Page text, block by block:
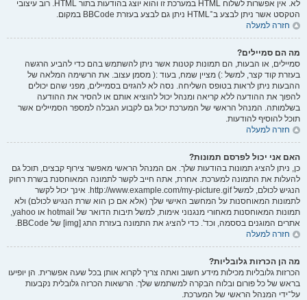
לא. אין אפשרות לשלוח HTML במערכת זו והוא יוצג בהודעות בתור HTML. רוב עיצובי
הטקסט אשר ניתן לבצע ב־HTML ניתן גם לבצע בעזרת BBCode במקום.
חזרה למעלה
מה הם סמיילים?
סמיילים, או הבעות, הם תמונות קטנות אשר ניתן להשתמש בהם כדי להביע הרגשה
בעזרת קוד קצר, למשל :) מציין שמח, בעוד :( מסמן עצוב. את הרשימה המלאה של
ההבעות ניתן לראות בטופס השליחה. נסה לא להגזים בסמיילים, מפני שהם יכולים
להפוך את ההודעה ללא קריאה ומנהל יכול להוציא אותם או להסיר את ההודעה
בשלמותה. המנהל הראשי של המערכת יכול גם לקבוע הגבלה למספר הסמיילים אשר
תוכל להוסיף להודעות.
חזרה למעלה
האם אני יכול לפרסם תמונות?
כן, ניתן להציג תמונות בהודעות שלך. אם המנהל הראשי מאפשר צירוף קבצים, תוכל גם
להעלות את התמונה למערכת. אחרת, אתה חייב לקשר לתמונה המאוחסנת בשרת רחוק
הנגיש לכולם, למשל http://www.example.com/my-picture.gif. אינך יכול לקשר
לתמונות המאוחסנות על המחשב האישי שלך (אלא אם כן הוא שרת הנגיש לכולם) ולא
תמונות המאוחסנות מאחורי מנגנוני אימות, למשל תיבות הדואר של hotmail או yahoo,
אתרים המוגנים בססמה, וכד'. כדי להציג את התמונה בעזרת התג [img] של BBCode.
חזרה למעלה
מה הן הכרזות גלובליות?
הכרזות גלובליות מכילות מידע חשוב ואתה צריך לקרוא אותן בכל שעה אפשרית. הן יופיעו
בראש של כל פורום ובלוח הבקרה למשתמש שלך. הרשאות הכרזה גלובלית נקבעות
על־ידי המנהל הראשי של המערכת.